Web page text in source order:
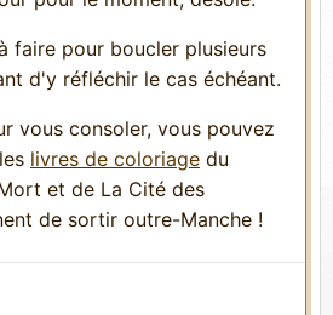
faire pour boucler plusieurs
d'y réfléchir le cas échéant.
vous consoler, vous pouvez
livres de coloriage du
et de La Cité des
de sortir outre-Manche !